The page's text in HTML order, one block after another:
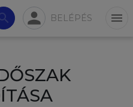
person BELÉPÉS menu